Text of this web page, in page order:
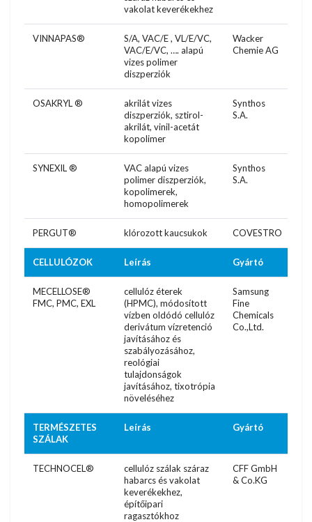
vakolat keverékekhez
VINNAPAS®
S/A, VAC/E , VL/E/VC,
VAC/E/VC, …. alapú
vizes polimer
diszperziók
Wacker
Chemie AG
OSAKRYL ®
akrilát vizes
diszperziók, sztirol-
akrilát, vinil-acetát
kopolimer
Synthos
S.A.
SYNEXIL ®
VAC alapú vizes
polimer diszperziók,
kopolimerek,
homopolimerek
Synthos
S.A.
PERGUT® klórozott kaucsukok COVESTRO
CELLULÓZOK Leírás Gyártó
MECELLOSE®
FMC, PMC, EXL
cellulóz éterek
(HPMC), módosított
vízben oldódó cellulóz
derivátum vízretenció
javításához és
szabályozásához,
reológiai
tulajdonságok
javításához, tixotrópia
növeléséhez
Samsung
Fine
Chemicals
Co.,Ltd.
TERMÉSZETES
SZÁLAK
Leírás Gyártó
TECHNOCEL®
cellulóz szálak száraz
habarcs és vakolat
keverékekhez,
építőipari
ragasztókhoz
CFF GmbH
& Co.KG